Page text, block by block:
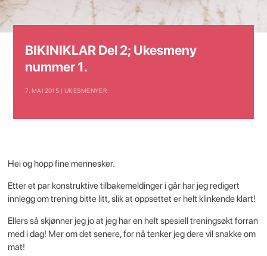
BIKINIKLAR Del 2; Ukesmeny
nummer 1.
7. MAI 2015 | UKESMENYER
Hei og hopp fine mennesker.
Etter et par konstruktive tilbakemeldinger i går har jeg redigert
innlegg om trening bitte litt, slik at oppsettet er helt klinkende klart!
Ellers så skjønner jeg jo at jeg har en helt spesiell treningsøkt forran
med i dag! Mer om det senere, for nå tenker jeg dere vil snakke om
mat!